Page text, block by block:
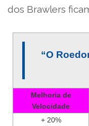
dos Brawlers
“O
Melhoria de
Velocidade
+ 20%